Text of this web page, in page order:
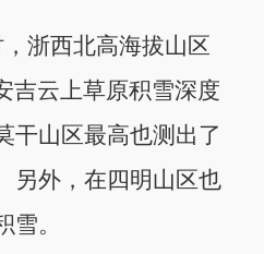
浙西北高海拔山区
吉云上草原积雪深度
干山区最高也测出了
另外，在四明山区也
雪。